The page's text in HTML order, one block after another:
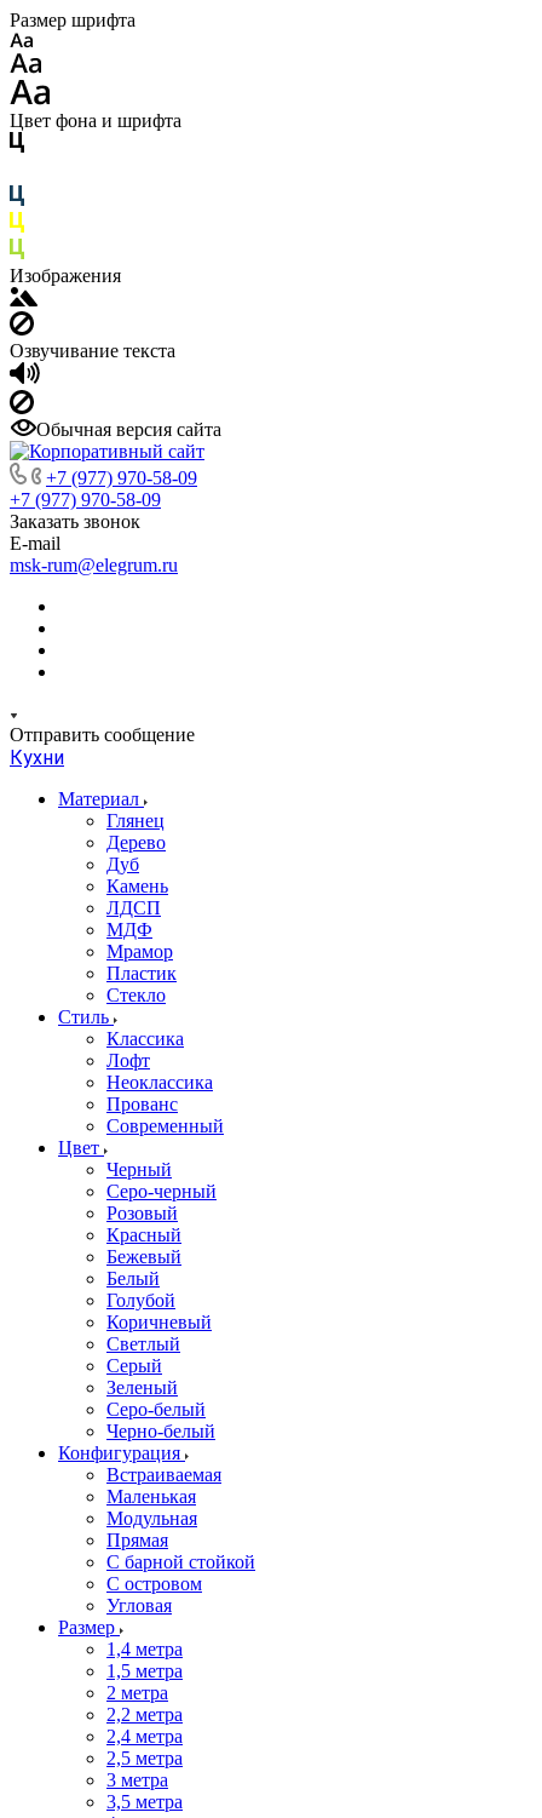
Размер шрифта
Цвет фона и шрифта
Изображения
Озвучивание текста
Обычная версия сайта
+7 (977) 970-58-09
+7 (977) 970-58-09
Заказать звонок
E-mail
msk-rum@elegrum.ru
Отправить сообщение
Кухни
Материал
Глянец
Дерево
Дуб
Камень
ЛДСП
МДФ
Мрамор
Пластик
Стекло
Стиль
Классика
Лофт
Неоклассика
Прованс
Современный
Цвет
Черный
Серо-черный
Розовый
Красный
Бежевый
Белый
Голубой
Коричневый
Светлый
Серый
Зеленый
Серо-белый
Черно-белый
Конфигурация
Встраиваемая
Маленькая
Модульная
Прямая
С барной стойкой
С островом
Угловая
Размер
1,4 метра
1,5 метра
2 метра
2,2 метра
2,4 метра
2,5 метра
3 метра
3,5 метра